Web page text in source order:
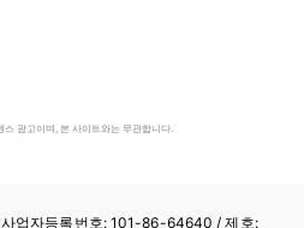
광고이며, 본 사이트와는 무관합니다.
사업자등록번호: 101-86-64640 / 제호: